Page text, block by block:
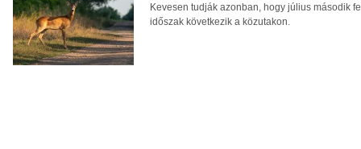
Kevesen tudják azonban, hogy július második
időszak következik a közutakon.